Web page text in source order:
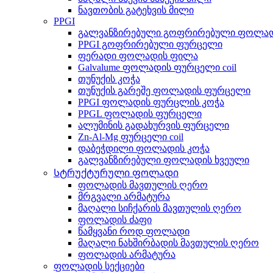
ნავთობის გატეხვის მილი
PPGI
გალვანზირებული გოფრირებული
PPGI გოფრირებული ფურცელი
ფერადი ფოლადის ფილა
Galvalume ფოლადის ფურცელი coil
თუნუქის კოჭა
თუნუქის გარეშე ფოლადის ფურცელი
PPGI ფოლადის ფურცლის კოჭა
PPGL ფოლადის ფურცელი
ალუმინის გადახურვის ფურცელი
Zn-Al-Mg ფურცელი coil
დაბეჭდილი ფოლადის კოჭა
გალვანზირებული ფოლადის ხვეული
Სტრუქტურული ფოლადი
ფოლადის მავთულის ღერო
მრგვალი არმატურა
მაღალი სიჩქარის მავთულის ღერო
ფოლადის ძაფი
წამყვანი როდ ფოლადი
მაღალი ნახშირბადის მავთულის ღერო
ფოლადის არმატურა
ფოლადის სექციები